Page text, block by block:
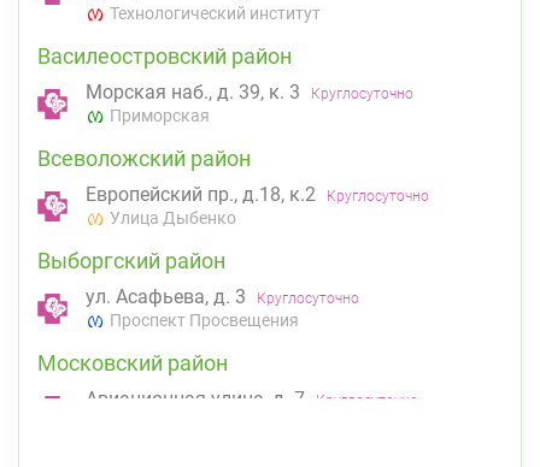
Технологический институт
Василеостровский район
Морская наб., д. 39, к. 3 Круглосуточно
Приморская
Всеволожский район
Европейский пр., д.18, к.2 Круглосуточно
Улица Дыбенко
Выборгский район
ул. Асафьева, д. 3 Круглосуточно
Проспект Просвещения
Московский район
Авиационная улица, д. 7 Круглосуточно